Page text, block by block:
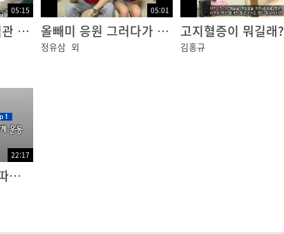
05:15
찬바람이 불면 심혈관 환자가 급증하는 이유?
05:01
올빼미 응원 그러다가 큰일나요~
정유삼 외
고지혈증이 뭐길래?
김홍규
22:17
심장 시술 후 쉽게 따라 하는 심장 건강 운동